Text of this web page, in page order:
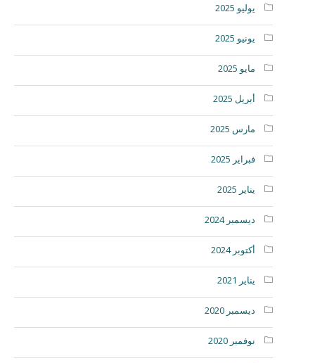
يوليو 2025
يونيو 2025
مايو 2025
أبريل 2025
مارس 2025
فبراير 2025
يناير 2025
ديسمبر 2024
أكتوبر 2024
يناير 2021
ديسمبر 2020
نوفمبر 2020